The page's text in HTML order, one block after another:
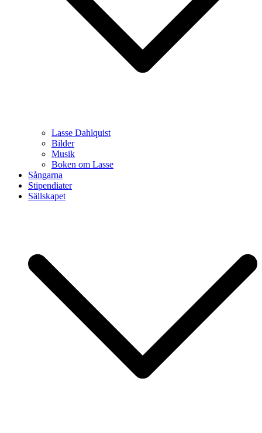
Lasse Dahlquist
Bilder
Musik
Boken om Lasse
Sångarna
Stipendiater
Sällskapet